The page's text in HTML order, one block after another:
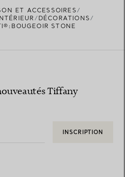
ET ACCESSOIRES
DÉCORATIONS
STONE
Tiffany
INSCRIPTION